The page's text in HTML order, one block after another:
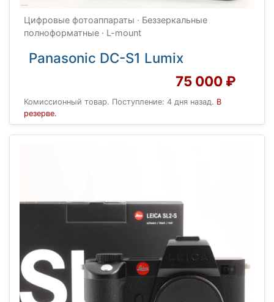
Цифровые фотоаппараты · Беззеркальные
полноформатные · L-mount
Panasonic DC-S1 Lumix
75 000 ₽
Комиссионный товар. Поступление: 4 дня назад. В
резерве.